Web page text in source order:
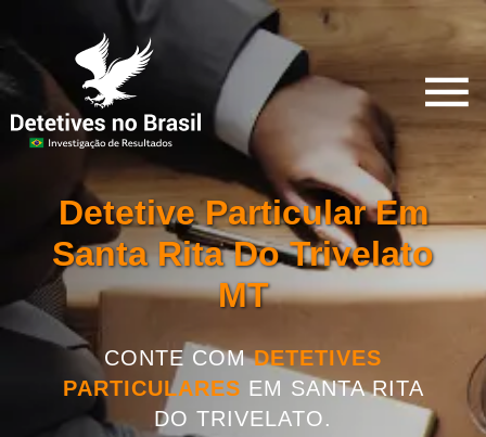
Detetive Particular Em
Santa Rita Do Trivelato
MT
CONTE COMDETETIVES
PARTICULARES EM SANTA RITA
DO TRIVELATO.